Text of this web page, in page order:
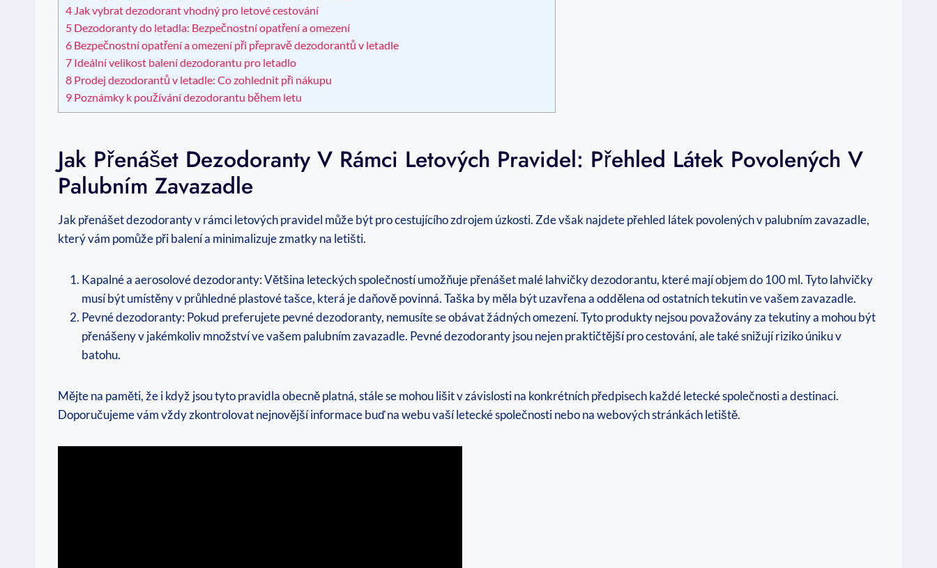
4 Jak vybrat dezodorant vhodný pro letové cestování
5 Dezodoranty do letadla: ‍Bezpečnostní opatření a omezení
6 Bezpečnostní opatření a ⁢omezení při přepravě‌ dezodorantů v letadle
7 Ideální velikost balení dezodorantu pro letadlo
8 Prodej dezodorantů v letadle: Co zohlednit při nákupu
9 Poznámky k používání dezodorantu během letu
Jak Přenášet Dezodoranty V Rámci ‍letových Pravidel: Přehled Látek Povolených V
Palubním Zavazadle
Jak ⁣přenášet dezodoranty v rámci letových pravidel může být pro ⁤cestujícího zdrojem úzkosti. Zde však najdete ⁤přehled látek povolených v palubním zavazadle,
‍který vám pomůže při balení a minimalizuje zmatky na letišti.
Kapalné a aerosolové dezodoranty: Většina leteckých společností umožňuje přenášet malé lahvičky dezodorantu, které mají objem do 100 ml. Tyto lahvičky
musí být umístěny v průhledné plastové tašce, která je daňově‌ povinná. ‌Taška by měla být uzavřena​ a oddělena ‍od ostatních tekutin ve vašem zavazadle.
Pevné dezodoranty: Pokud preferujete ⁣pevné dezodoranty, nemusíte se obávat žádných omezení. Tyto produkty nejsou považovány za tekutiny a ​mohou být
přenášeny v jakémkoliv množství ve⁣ vašem palubním zavazadle. Pevné dezodoranty jsou nejen praktičtější⁢ pro cestování, ale také snižují⁣ riziko‍ úniku v
batohu.
Mějte na⁤ paměti, že i když jsou tyto pravidla obecně platná, stále se mohou lišit v závislosti na konkrétních předpisech každé letecké společnosti ⁤a destinaci.
Doporučujeme vám vždy zkontrolovat nejnovější informace buď na ​webu vaší letecké společnosti nebo na webových stránkách letiště.